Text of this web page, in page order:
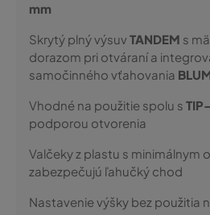
mm
Skrytý plný výsuvTANDEM s
dorazom pri otváraní a
samočinného vťahovania
Vhodné na použitie spolu s
podporou otvorenia
Valčeky z plastu s minimálnym
zabezpečujú ľahučký chod
Nastavenie výšky bez použitia